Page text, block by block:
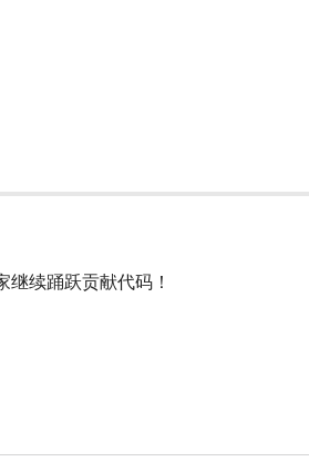
继续踊跃贡献代码！